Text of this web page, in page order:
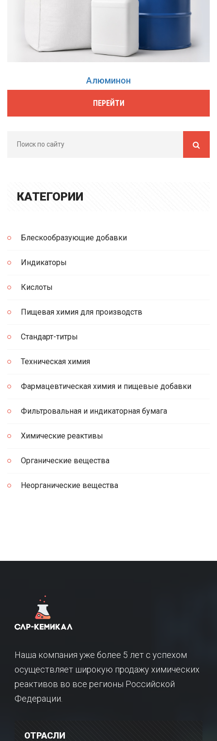
Алюминон
ПЕРЕЙТИ
КАТЕГОРИИ
Блескообразующие добавки
Индикаторы
Кислоты
Пищевая химия для производств
Стандарт-титры
Техническая химия
Фармацевтическая химия и пищевые добавки
Фильтровальная и индикаторная бумага
Химические реактивы
Органические вещества
Неорганические вещества
Наша компания уже более 5 лет с успехом
осуществляет широкую продажу химических
реактивов во все регионы Российской
Федерации.
ОТРАСЛИ